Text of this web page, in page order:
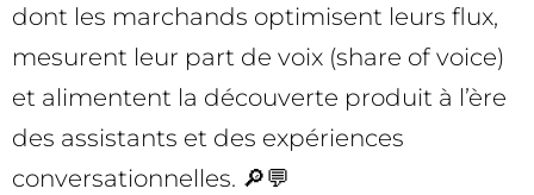
dont les marchands optimisent leurs flux,
mesurent leur part de voix (share of voice)
et alimentent la découverte produit à l’ère
des assistants et des expériences
conversationnelles. 🔎💬